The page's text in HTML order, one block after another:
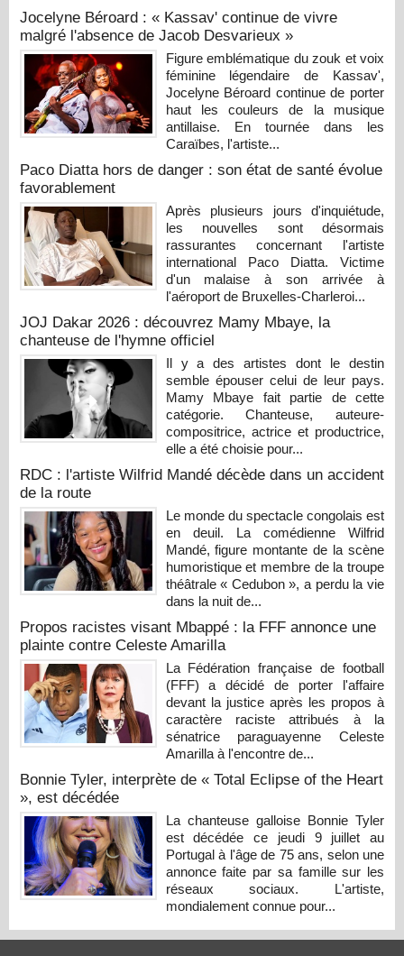
Jocelyne Béroard : « Kassav' continue de vivre
malgré l'absence de Jacob Desvarieux »
Figure emblématique du zouk et voix
féminine légendaire de Kassav',
Jocelyne Béroard continue de porter
haut les couleurs de la musique
antillaise. En tournée dans les
Caraïbes, l'artiste...
Paco Diatta hors de danger : son état de santé évolue
favorablement
Après plusieurs jours d'inquiétude,
les nouvelles sont désormais
rassurantes concernant l'artiste
international Paco Diatta. Victime
d'un malaise à son arrivée à
l'aéroport de Bruxelles-Charleroi...
JOJ Dakar 2026 : découvrez Mamy Mbaye, la
chanteuse de l'hymne officiel
Il y a des artistes dont le destin
semble épouser celui de leur pays.
Mamy Mbaye fait partie de cette
catégorie. Chanteuse, auteure-
compositrice, actrice et productrice,
elle a été choisie pour...
RDC : l'artiste Wilfrid Mandé décède dans un accident
de la route
Le monde du spectacle congolais est
en deuil. La comédienne Wilfrid
Mandé, figure montante de la scène
humoristique et membre de la troupe
théâtrale « Cedubon », a perdu la vie
dans la nuit de...
Propos racistes visant Mbappé : la FFF annonce une
plainte contre Celeste Amarilla
La Fédération française de football
(FFF) a décidé de porter l'affaire
devant la justice après les propos à
caractère raciste attribués à la
sénatrice paraguayenne Celeste
Amarilla à l'encontre de...
Bonnie Tyler, interprète de « Total Eclipse of the Heart
», est décédée
La chanteuse galloise Bonnie Tyler
est décédée ce jeudi 9 juillet au
Portugal à l'âge de 75 ans, selon une
annonce faite par sa famille sur les
réseaux sociaux. L'artiste,
mondialement connue pour...